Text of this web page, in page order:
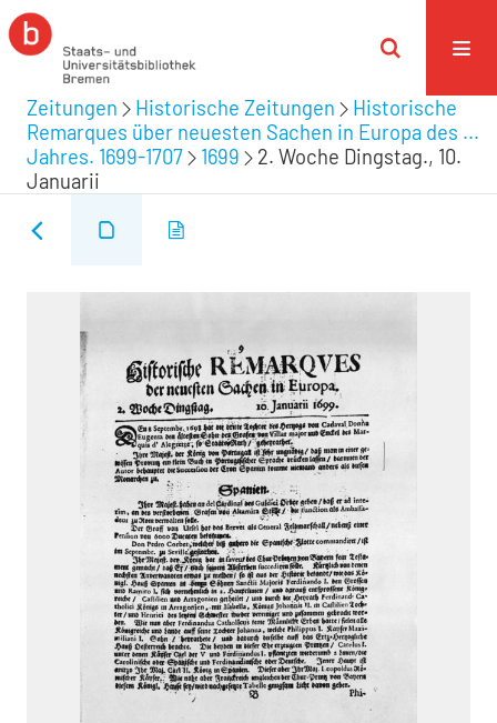
Zeitungen Historische Zeitungen
Historische
Remarques über neuesten Sachen in Europa des ...
Jahres. 1699-1707
1699
2. Woche Dingstag., 10.
Januarii